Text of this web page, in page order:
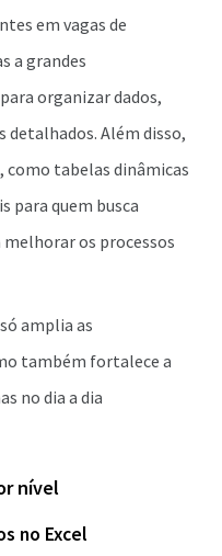
em vagas de
a grandes
organizar dados,
Além disso,
como tabelas dinâmicas
para quem busca
os processos
amplia as
também fortalece a
no dia a dia
nível
no Excel